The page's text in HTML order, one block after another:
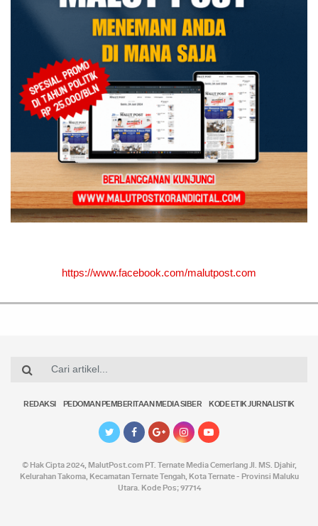
https://www.facebook.com/malutpost.com
REDAKSI PEDOMAN PEMBERITAAN MEDIA SIBER KODE ETIK JURNALISTIK
© Hak Cipta 2024, MalutPost.comPT. Ternate Media Cemerlang Jl. MS. Djahir,
Kelurahan Takoma, Kecamatan Ternate Tengah, Kota Ternate - Provinsi Maluku
Utara. Kode Pos; 97714